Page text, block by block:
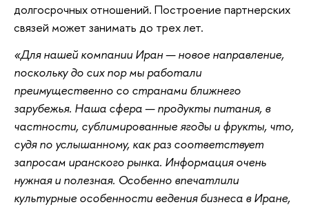
долгосрочных отношений. Построение партнерских
связей может занимать до трех лет.
«Для нашей компании Иран — новое направление,
поскольку до сих пор мы работали
преимущественно со странами ближнего
зарубежья. Наша сфера — продукты питания, в
частности, сублимированные ягоды и фрукты, что,
судя по услышанному, как раз соответствует
запросам иранского рынка. Информация очень
нужная и полезная. Особенно впечатлили
культурные особенности ведения бизнеса в Иране,